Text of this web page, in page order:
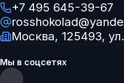
+7 495 645-39-67
Москва, 125493,
Мы в соцсетях